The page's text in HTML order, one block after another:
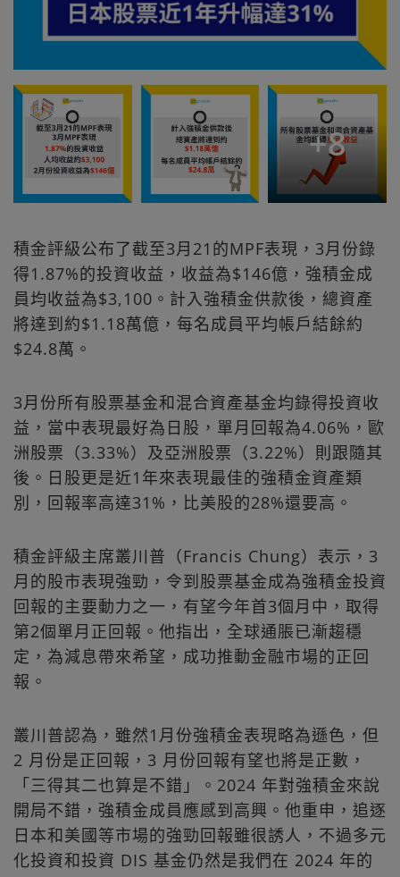
+8
積金評級公布了截至3月21的MPF表現，3月份錄
得1.87%的投資收益，收益為$146億，強積金成
員均收益為$3,100。計入強積金供款後，總資產
將達到約$1.18萬億，每名成員平均帳戶結餘約
$24.8萬。
3月份所有股票基金和混合資產基金均錄得投資收
益，當中表現最好為日股，單月回報為4.06%，歐
洲股票（3.33%）及亞洲股票（3.22%）則跟隨其
後。日股更是近1年來表現最佳的強積金資產類
別，回報率高達31%，比美股的28%還要高。
積金評級主席叢川普（Francis Chung）表示，3
月的股市表現強勁，令到股票基金成為強積金投資
回報的主要動力之一，有望今年首3個月中，取得
第2個單月正回報。他指出，全球通脹已漸趨穩
定，為減息帶來希望，成功推動金融市場的正回
報。
叢川普認為，雖然1月份強積金表現略為遜色，但
2 月份是正回報，3 月份回報有望也將是正數，
「三得其二也算是不錯」。2024 年對強積金來說
開局不錯，強積金成員應感到高興。他重申，追逐
日本和美國等市場的強勁回報雖很誘人，不過多元
化投資和投資 DIS 基金仍然是我們在 2024 年的